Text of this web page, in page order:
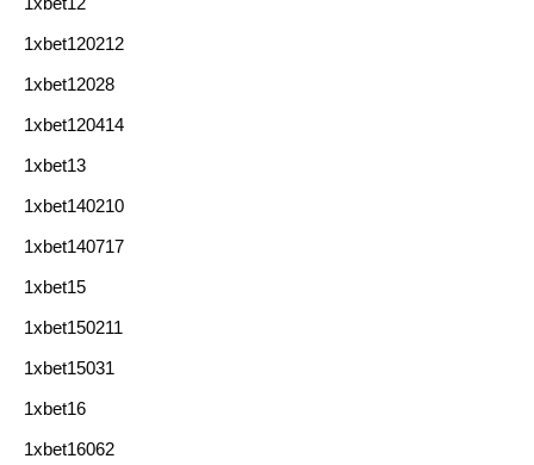
1xbet120212
1xbet12028
1xbet120414
1xbet13
1xbet140210
1xbet140717
1xbet15
1xbet150211
1xbet15031
1xbet16
1xbet16062